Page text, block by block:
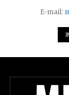
E-mail: